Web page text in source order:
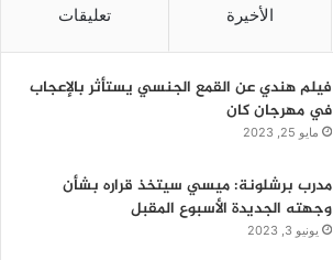
الأخيرة تعليقات
فيلم هندي عن القمع الجنسي يستأثر بالإعجاب
في مهرجان كان
مايو 25, 2023
مدرب برشلونة: ميسي سيتخذ قراره بشأن
وجهته الجديدة الأسبوع المقبل
يونيو 3, 2023